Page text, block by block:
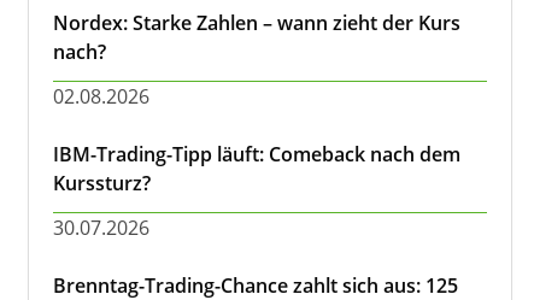
Nordex: Starke Zahlen – wann zieht der Kurs
nach?
02.08.2026
IBM-Trading-Tipp läuft: Comeback nach dem
Kurssturz?
30.07.2026
Brenntag-Trading-Chance zahlt sich aus: 125